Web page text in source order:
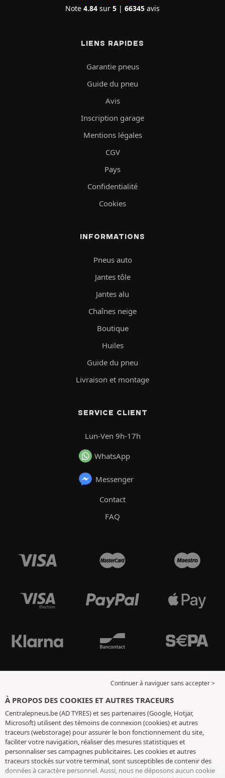
Note 4.84 sur 5 | 66345 avis
LIENS RAPIDES
Garantie pneus
Guide du pneu
Avis
Inscription garage
Mentions légales
CGV
Pays
Confidentialité
Cookies
INFORMATIONS
Pneus auto
Jantes tôle
Jantes alu
Chaînes neige
Boutique
Huiles
Guide du pneu
Livraison et montage
SERVICE CLIENT
Lun-Ven 9h-17h
WhatsApp
Messenger
Contact
FAQ
Continuer à naviguer sans accepter >
À PROPOS DES COOKIES ET AUTRES TRACEURS
Centralepneus.be (AD TYRES) et ses partenaires (Google, Hotjar,
Microsoft) utilisent des témoins de connexion (cookies) et autres
traceurs (webstorage) pour assurer le bon fonctionnement du site,
faciliter votre navigation, réaliser des mesures statistiques et
personnaliser ses campagnes publicitaires. Les cookies et autres
traceurs stockés sur votre terminal, sont susceptibles de contenir des
données à caractère personnel. Aussi, nous ne déposons aucun cookie